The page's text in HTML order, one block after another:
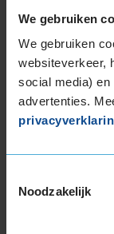
We gebruiken
We gebruiken
websiteverkeer,
social media)
advertenties.
Noodzakelijk
De band
een normale
Wil je nog
bandenlabel